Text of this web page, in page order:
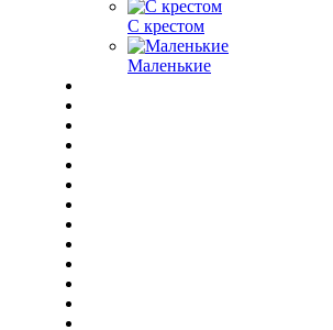
С крестом
Маленькие